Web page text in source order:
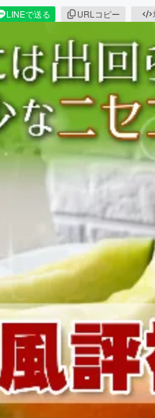
LINEで送る URLコピー